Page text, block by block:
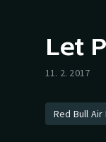
Hokej
Let
11. 2. 2017
Red Bull Air